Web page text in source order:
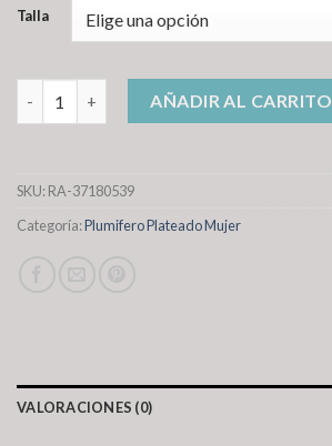
Talla
plumifero plateado mujer cantidad
AÑADIR AL CARRITO
SKU:RA-37180539
Categoría:Plumifero Plateado Mujer
VALORACIONES (0)